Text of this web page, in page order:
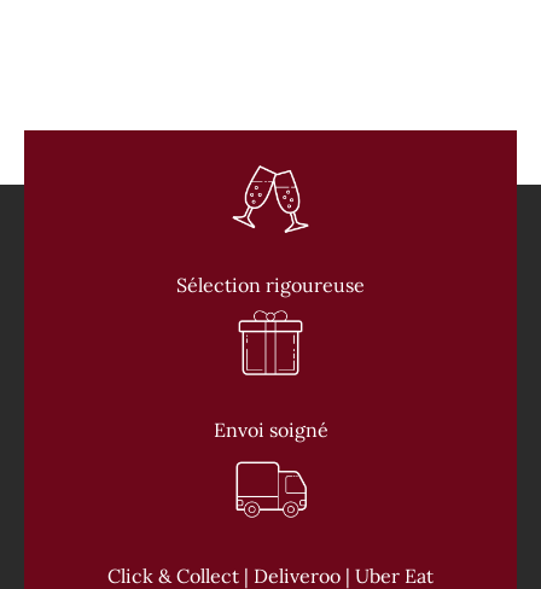
Sélection rigoureuse
Envoi soigné
Click & Collect | Deliveroo | Uber Eat